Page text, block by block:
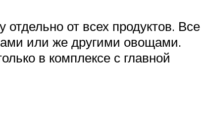
от всех продуктов. Все
или же другими овощами.
в комплексе с главной